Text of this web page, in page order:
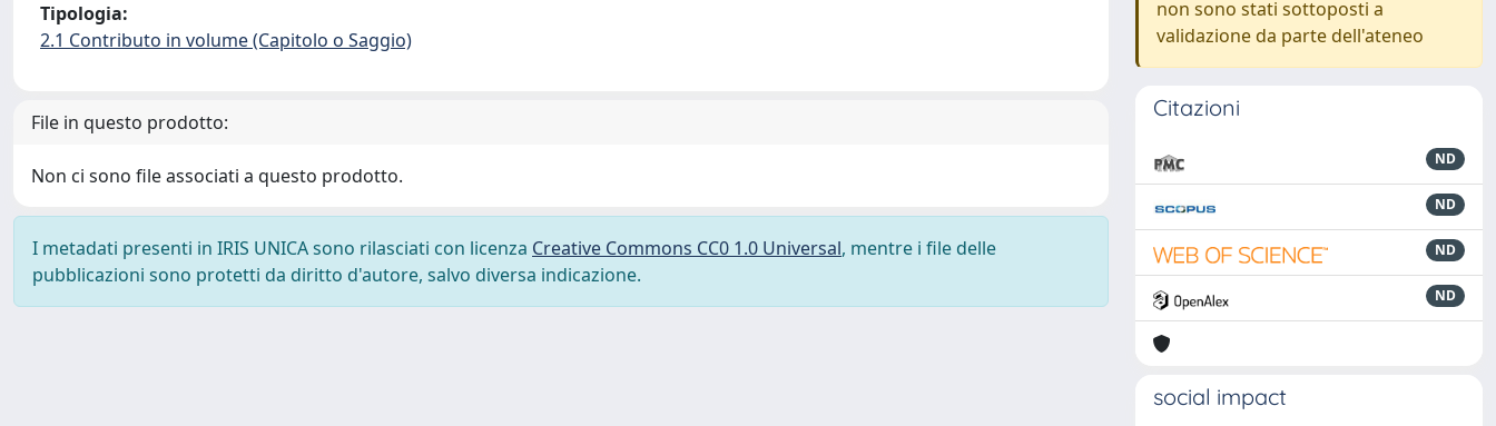
Tipologia:
2.1 Contributo in volume (Capitolo o Saggio)
File in questo prodotto:
Non ci sono file associati a questo prodotto.
I metadati presenti in IRIS UNICA sono rilasciati con licenza Creative Commons CC0 1.0 Universal, mentre i file delle
pubblicazioni sono protetti da diritto d'autore, salvo diversa indicazione.
non sono stati sottoposti a
validazione da parte dell'ateneo
Citazioni
ND
ND
ND
ND
social impact